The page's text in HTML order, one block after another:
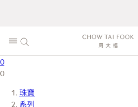
0
0
珠寶
系列